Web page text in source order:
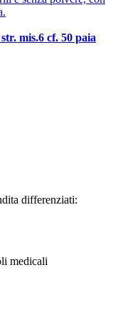
mis.6 cf. 50 paia
differenziati:
medicali